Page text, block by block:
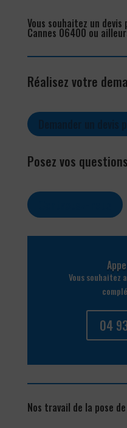
Vous souhaitez un
Cannes 06400 ou
Réalisez votre
Posez vos
Vous souhaitez
04
Nos travail de la pose